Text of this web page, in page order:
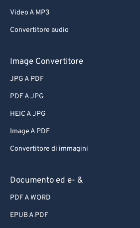
Video A MP3
Convertitore audio
Image Convertitore
JPG A PDF
PDF A JPG
HEIC A JPG
Image A PDF
Convertitore di immagini
Documento ed e- &
PDF A WORD
EPUB A PDF